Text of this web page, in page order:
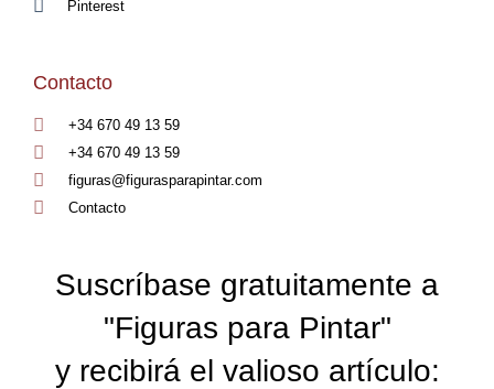
Pinterest
Contacto
+34 670 49 13 59
+34 670 49 13 59
figuras@figurasparapintar.com
Contacto
Suscríbase gratuitamente a
"Figuras para Pintar"
y recibirá el valioso artículo: